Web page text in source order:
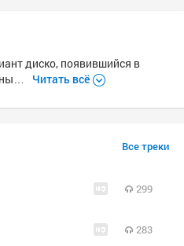
диско, появившийся в
Читать всё
Все треки
299
283